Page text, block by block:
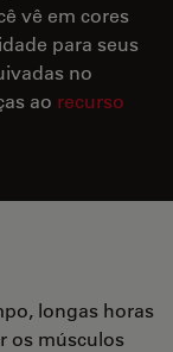
vê em cores
para seus
no
ao recurso
longas horas
os músculos